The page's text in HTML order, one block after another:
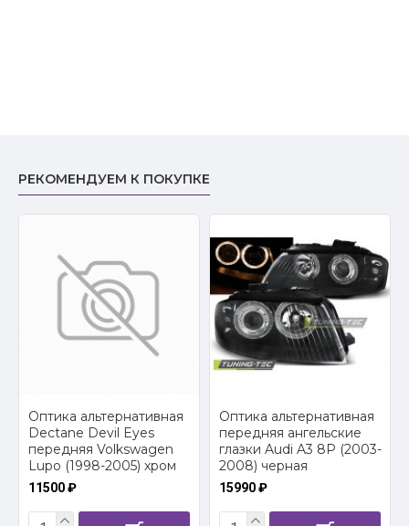
РЕКОМЕНДУЕМ К ПОКУПКЕ
Оптика альтернативная
Dectane Devil Eyes
передняя Volkswagen
Lupo (1998-2005) хром
11500 ₽
Оптика альтернативная
передняя ангельские
глазки Audi A3 8P (2003-
2008) черная
15990 ₽